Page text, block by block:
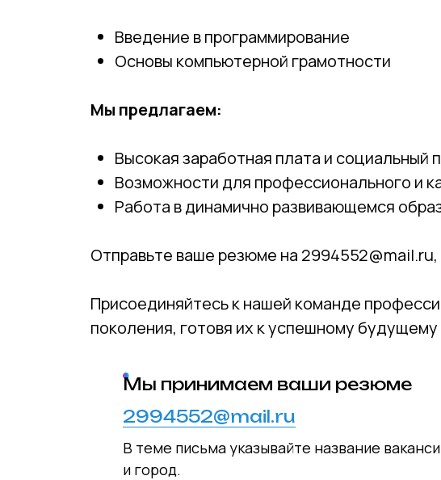
Введение в программирование
Основы компьютерной грамотности
Мы предлагаем:
Высокая заработная плата и социальный
Возможности для профессионального и
Работа в динамично развивающемся
Отправьте ваше резюме на 2994552@mail.ru,
Присоединяйтесь к нашей команде
поколения, готовя их к успешному
Мы принимаем ваши резюме
2994552@mail.ru
В теме письма указывайте название
и город.